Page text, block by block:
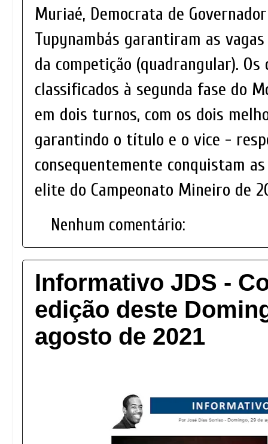
Muriaé, Democrata de
Tupynambás garantiram as
da competição (quadrangular).
classificados à segunda fase do
em dois turnos, com os dois
garantindo o título e o vice -
consequentemente conquistam
elite do Campeonato Mineiro de
Nenhum comentário:
Informativo JDS -
edição deste
agosto de 2021